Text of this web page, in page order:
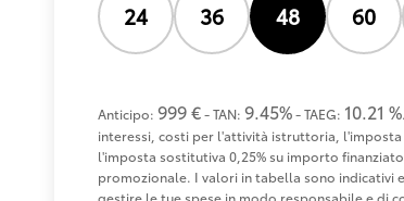
24 36 48 60
Anticipo: 999 €- TAN: 9.45%- TAEG: 10.21 %
interessi, costi per l'attività istruttoria,
l'imposta sostitutiva 0,25% su importo
promozionale. I valori in tabella sono indicativi